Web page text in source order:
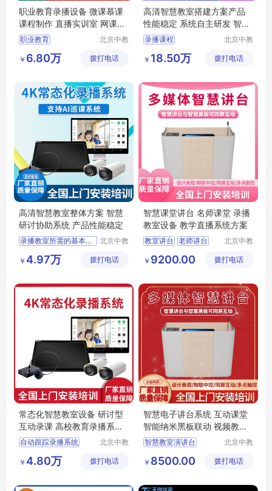
职业教育录播设备 微课慕课
课程制作 直播实训室 网课制
作系统方案
职业教育
直播导播触屏虚拟板书
北京中教
有限公司
￥ 6.80万 拨打电话
高清智慧教室搭建方案产品
性能稳定 系统自主研发 智慧
研讨协助系统
录播课程
录课设备 录播课堂
北京中教
有限公司
￥ 18.50万 拨打电话
高清智慧教室整体方案 智慧
研讨协助系统 产品性能稳定
录播教室所需的基本设备
中小学智慧课堂
录播
北京中教
有限公司
￥ 4.97万 拨打电话
智慧课堂讲台 名师课堂 录播
教室设备 教学直播系统方案
教室讲台 老师讲台
会议讲台
北京中教
有限公司
￥ 9200.00 拨打电话
常态化智慧教室设备 研讨型
互动录课 高校教育录播系统
建设方案
自动跟踪录播系统
常态录播教室解决方案
常态化录播主机
北京中教
有限公司
￥ 4.80万 拨打电话
智慧电子讲台系统 互动课堂
智能纳米黑板联动 视频教学
系统方案
智慧教室演讲台
智慧教室讲台
多媒体智慧讲台
北京中教
有限公司
￥ 8500.00 拨打电话